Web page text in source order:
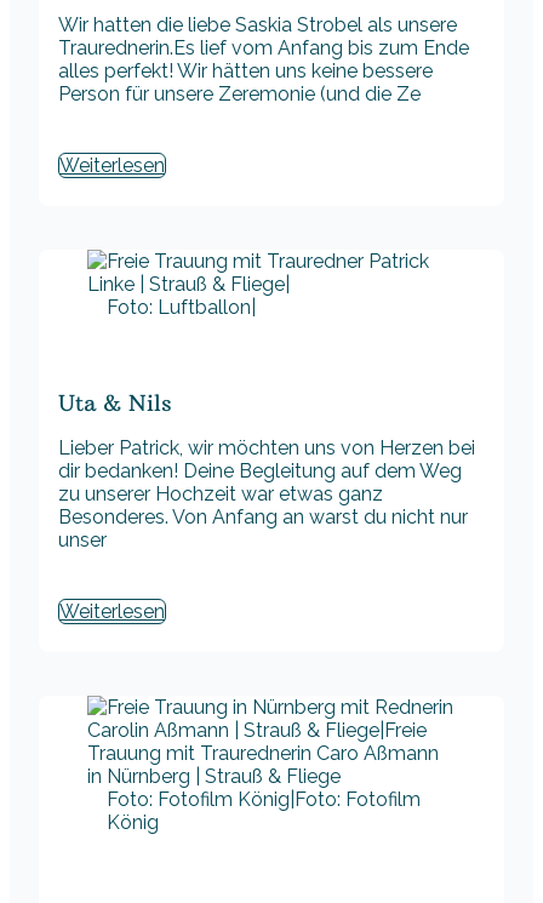
Wir hatten die liebe Saskia Strobel als unsere
Traurednerin.Es lief vom Anfang bis zum Ende
alles perfekt! Wir hätten uns keine bessere
Person für unsere Zeremonie (und die Ze
Weiterlesen
Foto: Luftballon|
Uta & Nils
Lieber Patrick, wir möchten uns von Herzen bei
dir bedanken! Deine Begleitung auf dem Weg
zu unserer Hochzeit war etwas ganz
Besonderes. Von Anfang an warst du nicht nur
unser
Weiterlesen
Foto: Fotofilm König|Foto: Fotofilm
König